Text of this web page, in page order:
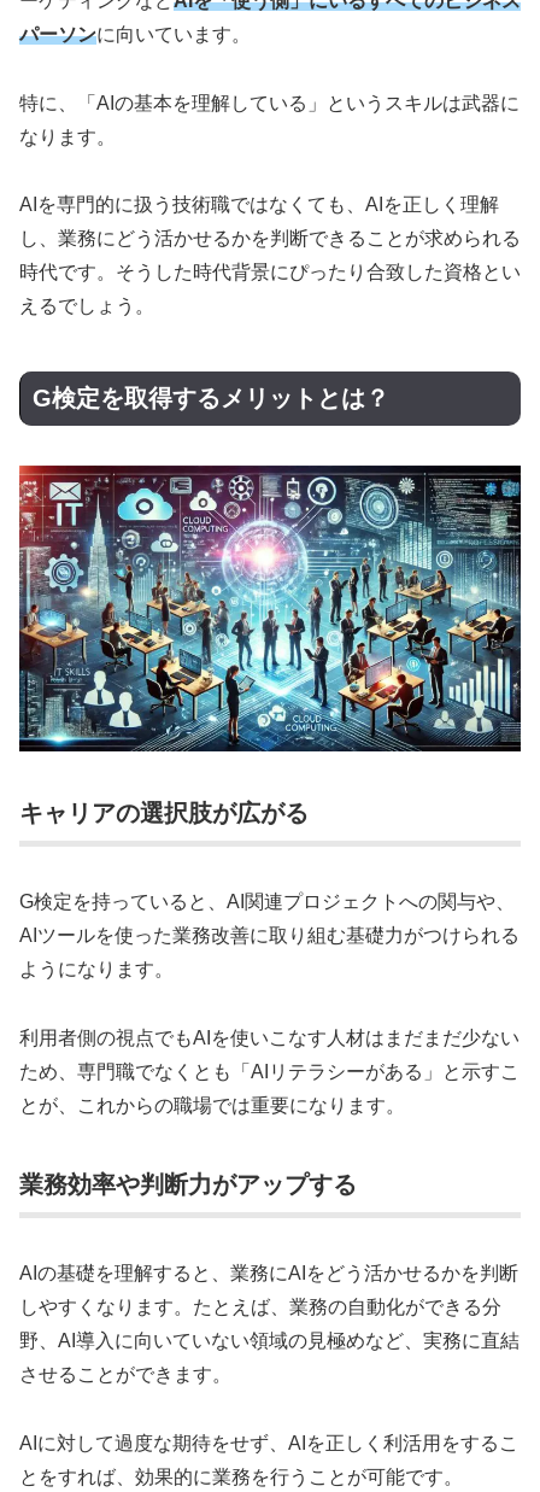
パーソンに向いています。
特に、「AIの基本を理解している」というスキルは武器に
なります。
AIを専門的に扱う技術職ではなくても、AIを正しく理解
し、業務にどう活かせるかを判断できることが求められる
時代です。そうした時代背景にぴったり合致した資格とい
えるでしょう。
G検定を取得するメリットとは？
キャリアの選択肢が広がる
G検定を持っていると、AI関連プロジェクトへの関与や、
AIツールを使った業務改善に取り組む基礎力がつけられる
ようになります。
利用者側の視点でもAIを使いこなす人材はまだまだ少ない
ため、専門職でなくとも「AIリテラシーがある」と示すこ
とが、これからの職場では重要になります。
業務効率や判断力がアップする
AIの基礎を理解すると、業務にAIをどう活かせるかを判断
しやすくなります。たとえば、業務の自動化ができる分
野、AI導入に向いていない領域の見極めなど、実務に直結
させることができます。
AIに対して過度な期待をせず、AIを正しく利活用をするこ
とをすれば、効果的に業務を行うことが可能です。